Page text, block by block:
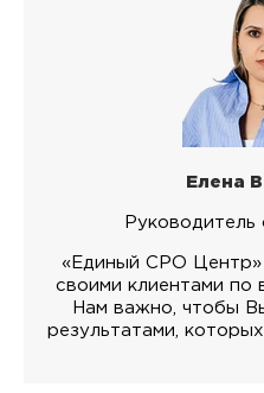
Елена
«Единый СРО Центр»
своими клиентами по
Нам важно, чтобы
результатами,